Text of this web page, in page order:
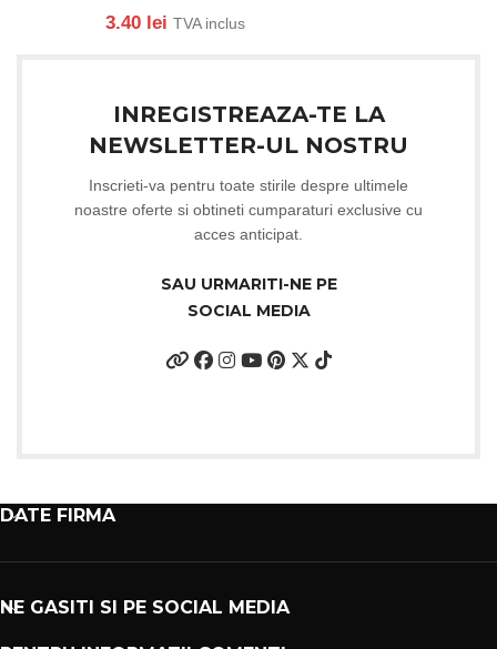
3.40 lei TVA inclus
INREGISTREAZA-TE LA
NEWSLETTER-UL NOSTRU
Inscrieti-va pentru toate stirile despre ultimele
noastre oferte si obtineti cumparaturi exclusive cu
acces anticipat.
SAU URMARITI-NE PE
SOCIAL MEDIA
DATE FIRMA
NE GASITI SI PE SOCIAL MEDIA